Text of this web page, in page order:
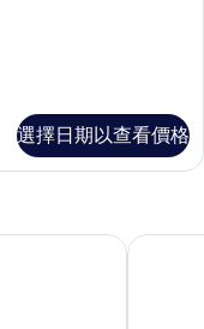
選擇日期以查看價格
艾格飯